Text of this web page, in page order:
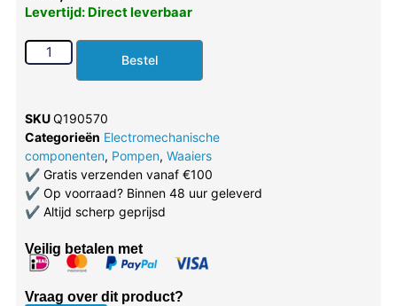
Levertijd: Direct leverbaar
Bestel
SKUQ190570
Categorieën Electromechanische
componenten, Pompen, Waaiers
✔Gratis verzenden vanaf €100
✔Op voorraad? Binnen 48 uur geleverd
✔Altijd scherp geprijsd
Veilig betalen met
Vraag over dit product?